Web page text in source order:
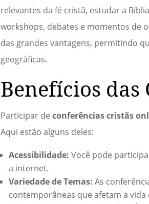
relevantes da fé cristã, estudar a
workshops, debates e momentos de
das grandes vantagens, permitindo
geográficas.
Benefícios
Participar deconferências cristãs
Aqui estão alguns deles:
Acessibilidade: Você pode
a internet.
Variedade de Temas: As
contemporâneas que afetam a vida